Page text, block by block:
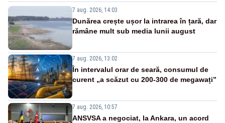
7 aug. 2026, 14:03
Dunărea crește ușor la intrarea în țară, dar
rămâne mult sub media lunii august
7 aug. 2026, 13:02
În intervalul orar de seară, consumul de
curent „a scăzut cu 200-300 de megawați”
7 aug. 2026, 10:57
ANSVSA a negociat, la Ankara, un acord